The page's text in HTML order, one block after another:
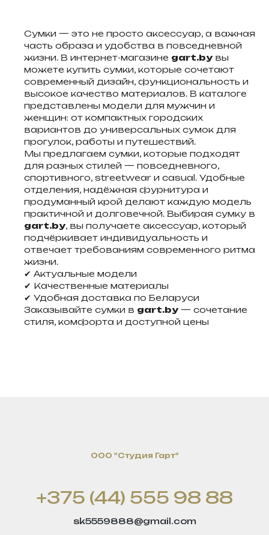
Сумки — это не просто аксессуар, а важная
часть образа и удобства в повседневной
жизни. В интернет-магазине gart.byвы
можете купить сумки, которые сочетают
современный дизайн, функциональность и
высокое качество материалов. В каталоге
представлены модели для мужчин и
женщин: от компактных городских
вариантов до универсальных сумок для
прогулок, работы и путешествий.
Мы предлагаем сумки, которые подходят
для разных стилей — повседневного,
спортивного, streetwear и casual. Удобные
отделения, надёжная фурнитура и
продуманный крой делают каждую модель
практичной и долговечной. Выбирая сумку в
gart.by, вы получаете аксессуар, который
подчёркивает индивидуальность и
отвечает требованиям современного ритма
жизни.
✔ Актуальные модели
✔ Качественные материалы
✔ Удобная доставка по Беларуси
Заказывайте сумки в gart.by— сочетание
стиля, комфорта и доступной цены
OOO "Студия Гарт"
+375 (44) 555 98 88
sk5559888@gmail.com